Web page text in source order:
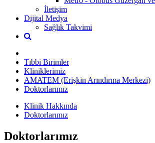
İletişim
Dijital Medya
Sağlık Takvimi
Tıbbi Birimler
Kliniklerimiz
AMATEM (Erişkin Arındırma Merkezi)
Doktorlarımız
Klinik Hakkında
Doktorlarımız
Doktorlarımız